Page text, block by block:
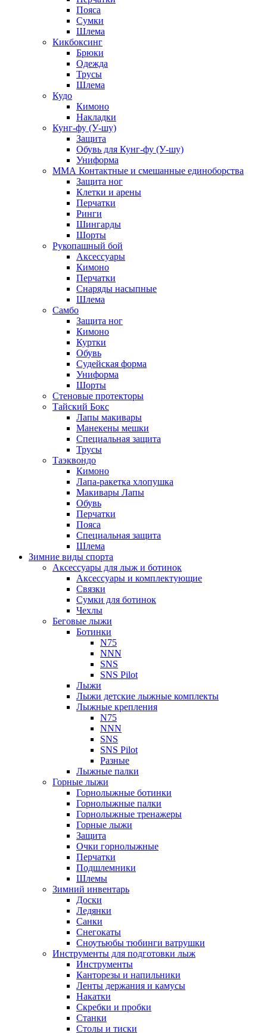
Пояса
Сумки
Шлема
Кикбоксинг
Брюки
Одежда
Трусы
Шлема
Кудо
Кимоно
Накладки
Кунг-фу (У-шу)
Защита
Обувь для Кунг-фу (У-шу)
Униформа
ММА Контактные и смешанные единоборства
Защита ног
Клетки и арены
Перчатки
Ринги
Шингарды
Шорты
Рукопашный бой
Аксессуары
Кимоно
Перчатки
Снаряды насыпные
Шлема
Самбо
Защита ног
Кимоно
Куртки
Обувь
Судейская форма
Униформа
Шорты
Стеновые протекторы
Тайский Бокс
Лапы макивары
Манекены мешки
Специальная защита
Трусы
Таэквондо
Кимоно
Лапа-ракетка хлопушка
Макивары Лапы
Обувь
Перчатки
Пояса
Специальная защита
Шлема
Зимние виды спорта
Аксессуары для лыж и ботинок
Аксессуары и комплектующие
Связки
Сумки для ботинок
Чехлы
Беговые лыжи
Ботинки
N75
NNN
SNS
SNS Pilot
Лыжи
Лыжи детские лыжные комплекты
Лыжные крепления
N75
NNN
SNS
SNS Pilot
Разные
Лыжные палки
Горные лыжи
Горнoлыжные ботинки
Горнолыжные палки
Горнолыжные тренажеры
Горные лыжи
Защита
Очки горнолыжные
Перчатки
Подшлемники
Шлемы
Зимний инвентарь
Доски
Ледянки
Санки
Снегокаты
Сноутьюбы тюбинги ватрушки
Инструменты для подготовки лыж
Инструменты
Канторезы и напильники
Ленты держания и камусы
Накатки
Скребки и пробки
Станки
Столы и тиски